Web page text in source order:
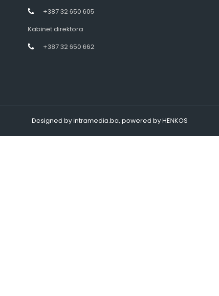
+387 32 650 605
Kabinet direktora
+387 32 650 662
Designed by intramedia.ba, powered by HENKOS